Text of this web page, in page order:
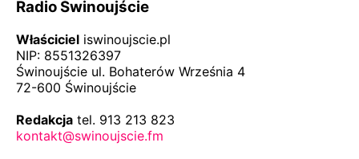
Radio Świnoujście
Właściciel iswinoujscie.pl
NIP: 8551326397
Świnoujście ul. Bohaterów Września 4
72-600 Świnoujście
Redakcja tel. 913 213 823
kontakt@swinoujscie.fm